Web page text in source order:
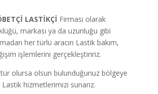
LASTİKÇİ Firması olarak
markası ya da uzunluğu gibi
her türlü aracın Lastik bakım,
işlemlerini gerçekleştiririz.
tür olursa olsun bulunduğunuz bölgeye
hizmetlerimizi sunarız.